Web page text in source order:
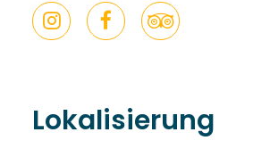
Lokalisierung